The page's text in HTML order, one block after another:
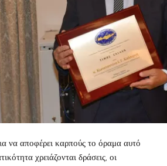
να αποφέρει καρπούς το όραμα αυτό
χρειάζονται δράσεις, οι